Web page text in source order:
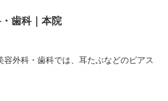
歯科｜本院
容外科・歯科では、耳たぶなどのピアス